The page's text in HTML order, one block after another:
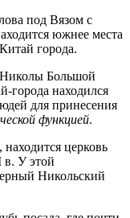
под Вязом с
южнее места
города.
Николы Большой
города находился
для принесения
функцией.
церковь
У этой
Никольский